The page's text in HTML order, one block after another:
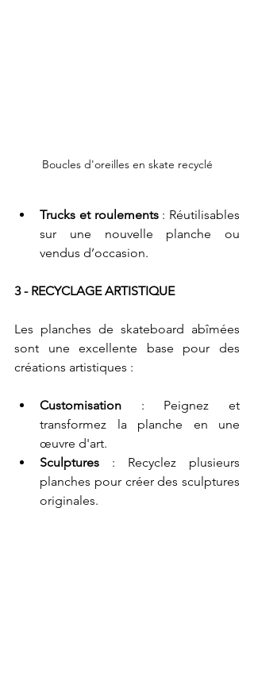
Boucles d'oreilles en skate recyclé
Trucks et roulements : Réutilisables
sur une nouvelle planche ou
vendus d’occasion.
3 - RECYCLAGE ARTISTIQUE
Les planches de skateboard abîmées
sont une excellente base pour des
créations artistiques :
Customisation : Peignez et
transformez la planche en une
œuvre d'art.
Sculptures : Recyclez plusieurs
planches pour créer des sculptures
originales.